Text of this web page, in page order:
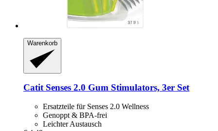
Warenkorb
CatitSenses 2.0 Gum Stimulators, 3er Set
Ersatzteile für Senses 2.0 Wellness
Genoppt & BPA-frei
Leichter Austausch